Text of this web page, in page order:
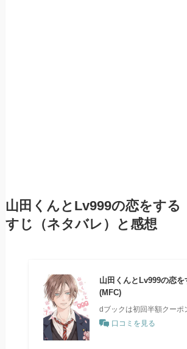
山田くんとLv999の恋をする
すじ（ネタバレ）と感想
山田くんとLv999の恋を
(MFC)
dブックは初回半額クーポ
口コミを見る